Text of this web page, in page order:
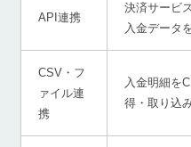
API連携
決済サービ
入金データ
CSV・フ
ァイル連
携
入金明細を
得・取り込